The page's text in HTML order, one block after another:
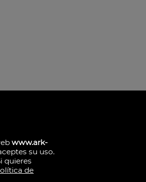
www.ark-
su uso.
quieres
de